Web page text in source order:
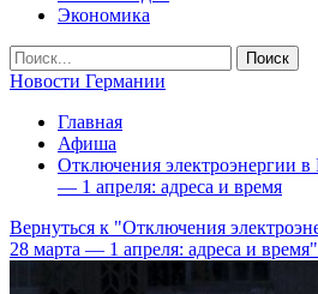
Экономика
Новости Германии
Главная
Афиша
Отключения электроэнергии в
— 1 апреля: адреса и время
Вернуться к "Отключения
28 марта — 1 апреля: адреса и время"